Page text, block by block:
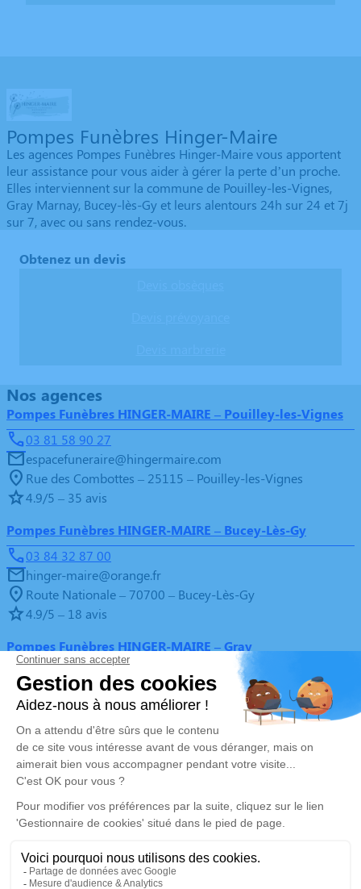
Pompes Funèbres Hinger-Maire
Les agences Pompes Funèbres Hinger-Maire vous apportent
leur assistance pour vous aider à gérer la perte d’un proche.
Elles interviennent sur la commune de Pouilley-les-Vignes,
Gray Marnay, Bucey-lès-Gy et leurs alentours 24h sur 24 et 7j
sur 7, avec ou sans rendez-vous.
Obtenez un devis
Nos agences
Pompes Funèbres HINGER-MAIRE – Pouilley-les-Vignes
03 81 58 90 27
espacefuneraire@hingermaire.com
Rue des Combottes – 25115 – Pouilley-les-Vignes
4.9/5 – 35 avis
Pompes Funèbres HINGER-MAIRE – Bucey-Lès-Gy
03 84 32 87 00
hinger-maire@orange.fr
Route Nationale – 70700 – Bucey-Lès-Gy
4.9/5 – 18 avis
Pompes Funèbres HINGER-MAIRE – Gray
03 84 65 28 28
hinger.maire@wanadoo.fr
ZAC Gray Sud, Rue Pissarro – 70100 – Gray
4.7/5 – 76 avis
Pompes Funèbres HINGER-MAIRE – Marnay
03 84 31 94 60
hinger.maire-marnay@orange.fr
Voie de Verdun – 70150 – Marnay
Nos Services
Organiser des obsèques
Liens utiles